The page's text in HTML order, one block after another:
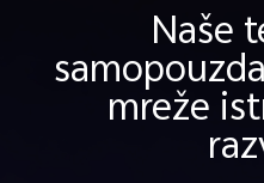
Naše
mreže